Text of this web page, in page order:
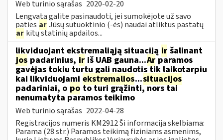
Web turinio sąrašas 2020-02-20
Lengvata galite pasinaudoti, jei sumokėjote už savo
paties arJūsų sutuoktinio (-ės) naudai atliktus pastatų
ar kitų statinių apdailos...
likviduojant ekstremaliąją situaciją ir šalinant
jos padarinius, ir iš UAB gauna...Ar paramos
gavėjas tokiu turtu gali naudotis tik laikotarpiu
kai likviduojami ekstremalios...situacijos
padariniai, o po to turi grąžinti, nors tai
nenumatyta paramos teikimo
Web turinio sąrašas 2022-04-28
Registracijos numeris KM2912 Ši informacija skelbiama:
Parama (28 str.) Paramos teikimą fiziniams asmenims,